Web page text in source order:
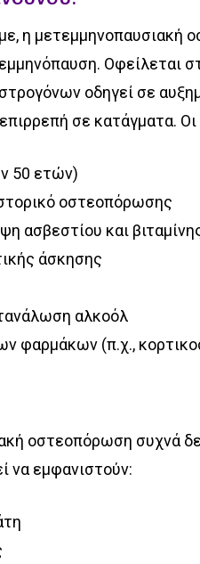
η μετεμμηνοπαυσιακή
οδηγεί σε
σε κατάγματα.
50 ετών)
οστεοπόρωσης
ασβεστίου και
άσκησης
αλκοόλ
φαρμάκων (π.χ.,
οστεοπόρωση συχνά
να εμφανιστούν: